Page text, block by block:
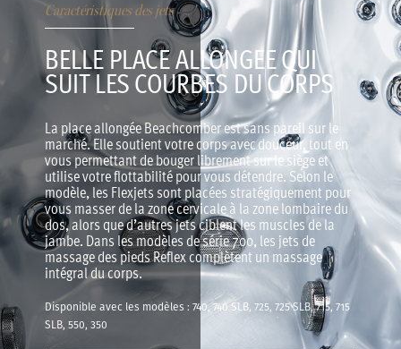
Caractéristiques des jets
BELLE PLACE ALLONGEE QUI
SUIT LES COURBES DU CORPS
La place allongée Beachcomber est sans pareil sur le
marché. Elle soutient votre corps avec douceur, tout en
vous permettant de bouger librement sur le siège et
utilise votre flottabilité pour vous détendre. Selon le
modèle, les Flexjets sont placées stratégiquement pour
vous masser de la zone cervicale à la zone lombaire du
dos, alors que d’autres jets ciblent les muscles de la
jambe. Dans les modèles de série 700, les jets de
massage des pieds Reflex complètent un massage
intégral du corps.
Disponible avec les modèles : 740, 740 SLB, 725, 725 SLB, 715, 715
SLB, 550, 350